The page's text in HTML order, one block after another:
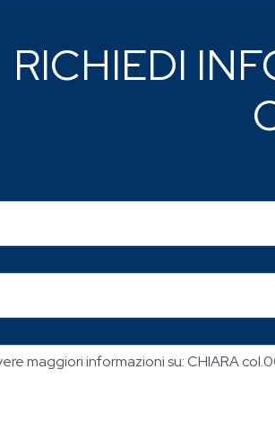
RICHIEDI